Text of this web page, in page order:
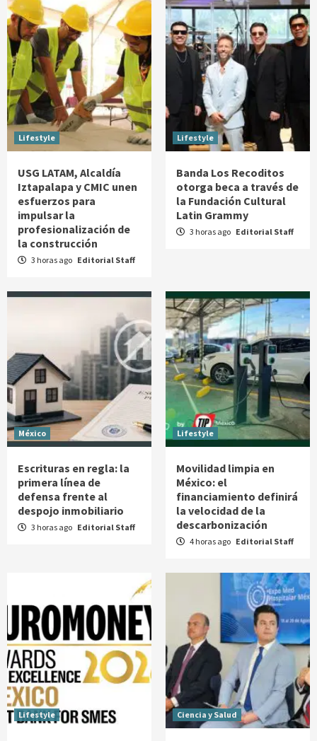
Lifestyle
USG LATAM, Alcaldía
Iztapalapa y CMIC unen
esfuerzos para
impulsar la
profesionalización de
la construcción
3 horas ago Editorial Staff
Lifestyle
Banda Los Recoditos
otorga beca a través de
la Fundación Cultural
Latin Grammy
3 horas ago Editorial Staff
México
Escrituras en regla: la
primera línea de
defensa frente al
despojo inmobiliario
3 horas ago Editorial Staff
Lifestyle
Movilidad limpia en
México: el
financiamiento definirá
la velocidad de la
descarbonización
4 horas ago Editorial Staff
Lifestyle Ciencia y Salud